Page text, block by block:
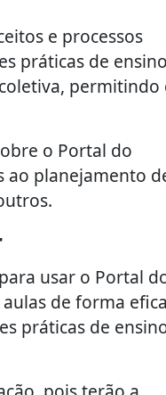
e processos
práticas de
permitindo
o Portal do
ao planejamento
usar o Portal
de forma
práticas de